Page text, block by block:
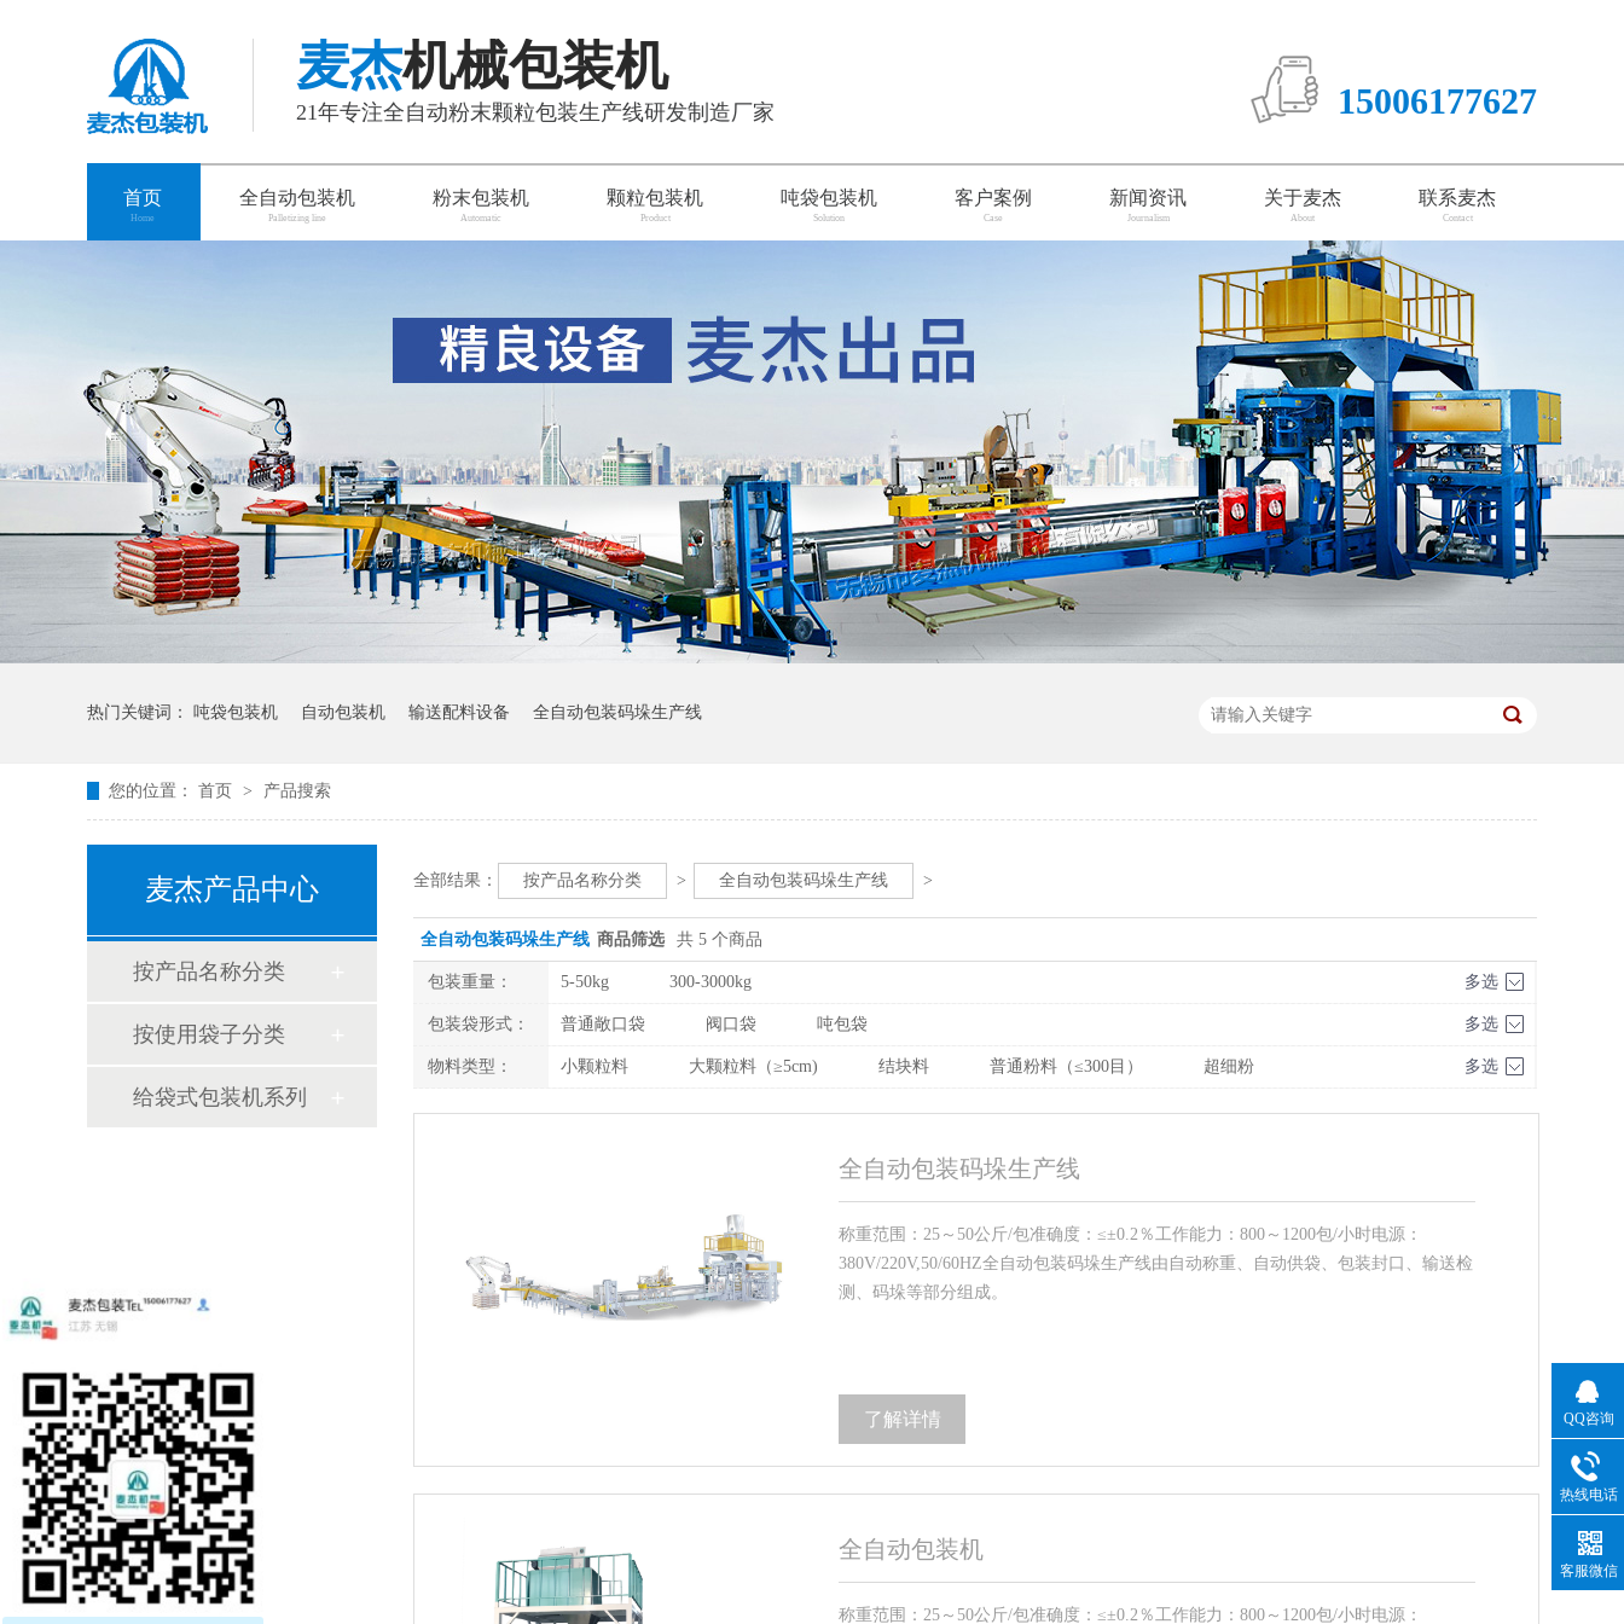
15006177627
麦杰机械包装机
21年专注全自动粉末颗粒包装生产线研发制造厂家
首页
Home
全自动包装机
Palletizing line
粉末包装机
Automatic
颗粒包装机
Product
吨袋包装机
Solution
客户案例
Case
新闻资讯
Journalism
关于麦杰
About
联系麦杰
Contact
热门关键词： 吨袋包装机 自动包装机 输送配料设备 全自动包装码垛生产线
您的位置： 首页 > 产品搜索
麦杰产品中心
按产品名称分类
按使用袋子分类
给袋式包装机系列
全部结果： 按产品名称分类 > 全自动包装码垛生产线 >
全自动包装码垛生产线 商品筛选 共 5 个商品
包装重量： 5-50kg 300-3000kg 多选
包装袋形式： 普通敞口袋 阀口袋 吨包袋 多选
物料类型： 小颗粒料 大颗粒料（≥5cm) 结块料 普通粉料（≤300目） 超细粉 多选
全自动包装码垛生产线
称重范围：25～50公斤/包准确度：≤±0.2％工作能力：800～1200包/小时电源：
380V/220V,50/60HZ全自动包装码垛生产线由自动称重、自动供袋、包装封口、输送检
测、码垛等部分组成。
了解详情
全自动包装机
称重范围：25～50公斤/包准确度：≤±0.2％工作能力：800～1200包/小时电源：
QQ咨询
热线电话
客服微信